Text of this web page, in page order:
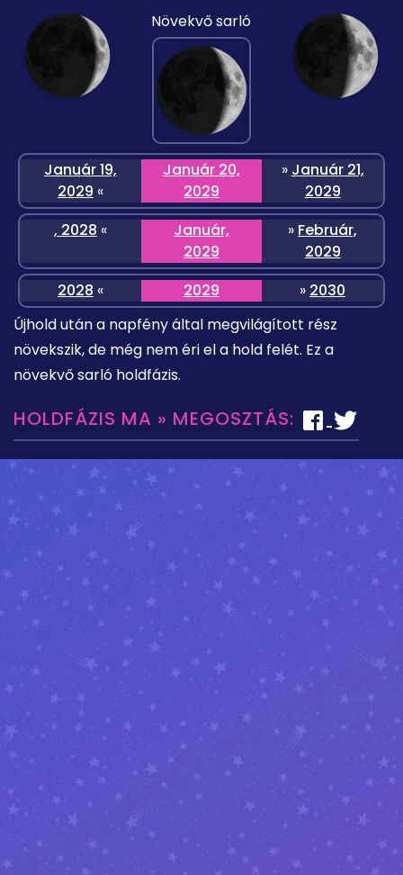
Növekvő sarló
Január 19,
2029 «
Január 20,
2029
» Január 21,
2029
, 2028 «
Január,
2029
» Február,
2029
2028 « 2029 » 2030
Újhold után a napfény által megvilágított rész
növekszik, de még nem éri el a hold felét. Ez a
növekvő sarló holdfázis.
HOLDFÁZIS MA » MEGOSZTÁS: